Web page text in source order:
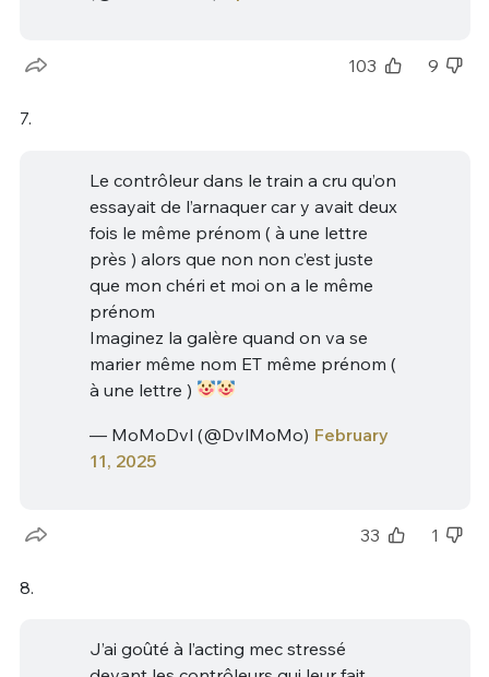
103 9
7.
Le contrôleur dans le train a cru qu’on
essayait de l’arnaquer car y avait deux
fois le même prénom ( à une lettre
près ) alors que non non c’est juste
que mon chéri et moi on a le même
prénom
Imaginez la galère quand on va se
marier même nom ET même prénom (
à une lettre )
— MoMoDvl (@DvlMoMo) February
11, 2025
33 1
8.
J’ai goûté à l’acting mec stressé